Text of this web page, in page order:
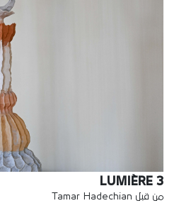
LUMIÈRE 3
من قبل Tamar Hadechian